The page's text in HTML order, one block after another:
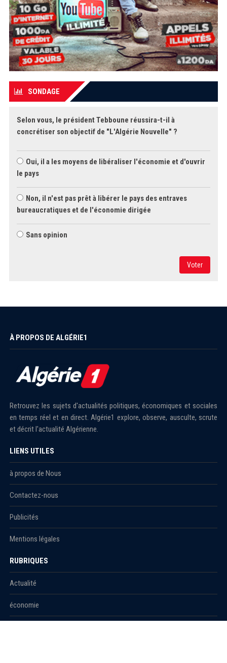
SONDAGE
Selon vous, le président Tebboune réussira-t-il à
concrétiser son objectif de "L'Algérie Nouvelle" ?
Oui, il a les moyens de libéraliser l'économie et d'ouvrir
le pays
Non, il n'est pas prêt à libérer le pays des entraves
bureaucratiques et de l'économie dirigée
Sans opinion
Voter
À PROPOS DE ALGÉRIE1
Retrouvez les sujets d'actualités politiques, économiques et sociales
en temps réel et en direct. Algérie1 explore, observe, ausculte, scrute
et décrit l'actualité Algérienne.
LIENS UTILES
à propos de Nous
Contactez-nous
Publicités
Mentions légales
RUBRIQUES
Actualité
économie